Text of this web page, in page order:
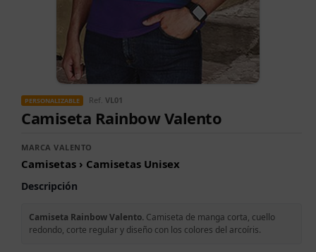
PERSONALIZABLE Ref. VL01
Camiseta Rainbow Valento
MARCA VALENTO
Camisetas › Camisetas Unisex
Descripción
Camiseta Rainbow Valento. Camiseta de manga corta, cuello
redondo, corte regular y diseño con los colores del arcoíris.